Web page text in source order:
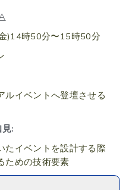
)14時50分〜15時50分
ルイベントへ登壇させる
:
たイベントを設計する際
ための技術要素